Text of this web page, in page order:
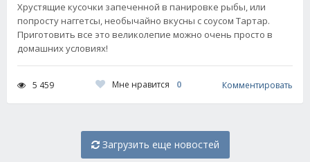
Хрустящие кусочки запеченной в панировке рыбы, или
попросту наггетсы, необычайно вкусны с соусом Тартар.
Приготовить все это великолепие можно очень просто в
домашних условиях!
5 459 Мне нравится 0 Комментировать
Загрузить еще новостей